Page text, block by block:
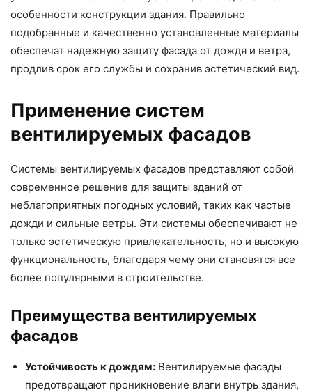
особенности конструкции здания. Правильно
подобранные и качественно установленные материалы
обеспечат надежную защиту фасада от дождя и ветра,
продлив срок его службы и сохранив эстетический вид.
Применение систем
вентилируемых фасадов
Системы вентилируемых фасадов представляют собой
современное решение для защиты зданий от
неблагоприятных погодных условий, таких как частые
дожди и сильные ветры. Эти системы обеспечивают не
только эстетическую привлекательность, но и высокую
функциональность, благодаря чему они становятся все
более популярными в строительстве.
Преимущества вентилируемых
фасадов
Устойчивость к дождям: Вентилируемые фасады
предотвращают проникновение влаги внутрь здания,